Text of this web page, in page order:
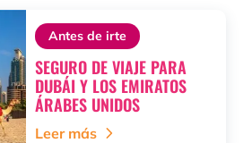
Antes de irte
SEGURO DE VIAJE PARA
DUBÁI Y LOS EMIRATOS
ÁRABES UNIDOS
Leer más